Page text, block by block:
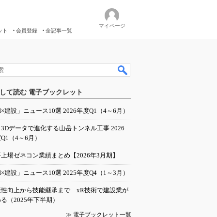
ト 会員登録 全記事一覧
マイページ
て読む 電子ブックレット
建設」ニュース10選 2026年度Q1（4～6月）
データで進化する山岳トンネル工事 2026
（4～6月）
場ゼネコン業績まとめ【2026年3月期】
建設」ニュース10選 2025年度Q4（1～3月）
性向上から技能継承まで xR技術で建設業が
（2025年下半期）
≫ 電子ブックレット一覧